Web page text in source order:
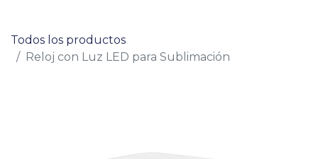
Todos los productos
Reloj con Luz LED para Sublimación